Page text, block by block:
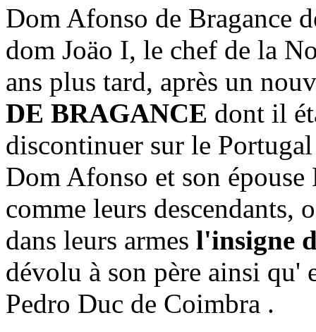
Dom Afonso de Bragance
dom Joäo I, le chef de la
ans plus tard, après un
DE BRAGANCE dont il
discontinuer sur le
Dom Afonso et son
comme leurs
dans leurs armes l'insigne
dévolu à son père ainsi qu'
Pedro Duc de Coimbra .